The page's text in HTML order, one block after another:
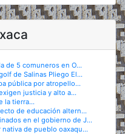
de 5 comuneros en O...
de Salinas Pliego El...
pública por atropello...
justicia y alto a...
la tierra...
de educación altern...
en el gobierno de J...
de pueblo oaxaqu...